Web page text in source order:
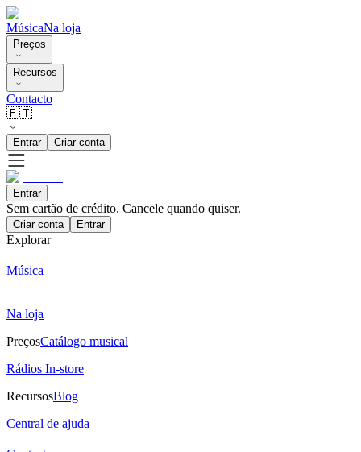
MúsicaNa loja
Preços
Recursos
Contacto
🇵🇹
Entrar Criar conta
Entrar
Sem cartão de crédito. Cancele quando quiser.
Criar conta Entrar
Explorar
Música
Na loja
PreçosCatálogo musical
Rádios In-store
RecursosBlog
Central de ajuda